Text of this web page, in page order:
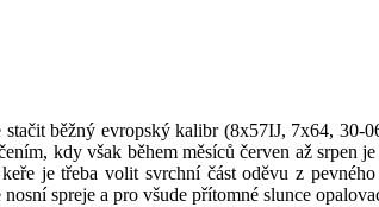
běžný evropský kalibr (8x57IJ, 7x64, 30-
kdy však během měsíců červen až srpen
je třeba volit svrchní část oděvu z
spreje a pro všude přítomné slunce